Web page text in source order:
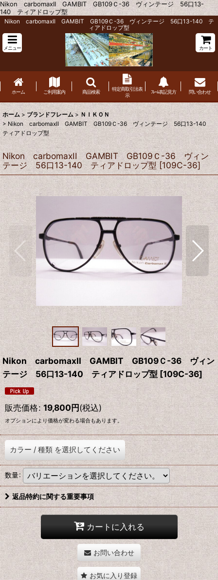
Nikon carbomaxII GAMBIT GB109Ｃ-36 ヴィンテージ 56口13-
140 ティアドロップ型
Nikon carbomaxII GAMBIT GB109Ｃ-36 ヴィンテージ 56口13-140 テ
ィアドロップ型
メニュー カート
ホーム ご利用案内 商品検索
特定商取引法表
示
ﾌﾚｰﾑ表記見方 問い合わせ
ホーム > ブランドフレーム > ＮＩＫＯＮ
> Nikon carbomaxII GAMBIT GB109Ｃ-36 ヴィンテージ 56口13-140
ティアドロップ型
Nikon carbomaxII GAMBIT GB109Ｃ-36 ヴィン
テージ 56口13-140 ティアドロップ型 [109C-36]
Nikon carbomaxII GAMBIT GB109Ｃ-36 ヴィン
テージ 56口13-140 ティアドロップ型 [109C-36]
販売価格: 19,800円(税込)
オプションにより価格が変わる場合もあります。
カラー / 種類 を選択してください
数量:
返品特約に関する重要事項
カートに入れる
お問い合わせ
お気に入り登録